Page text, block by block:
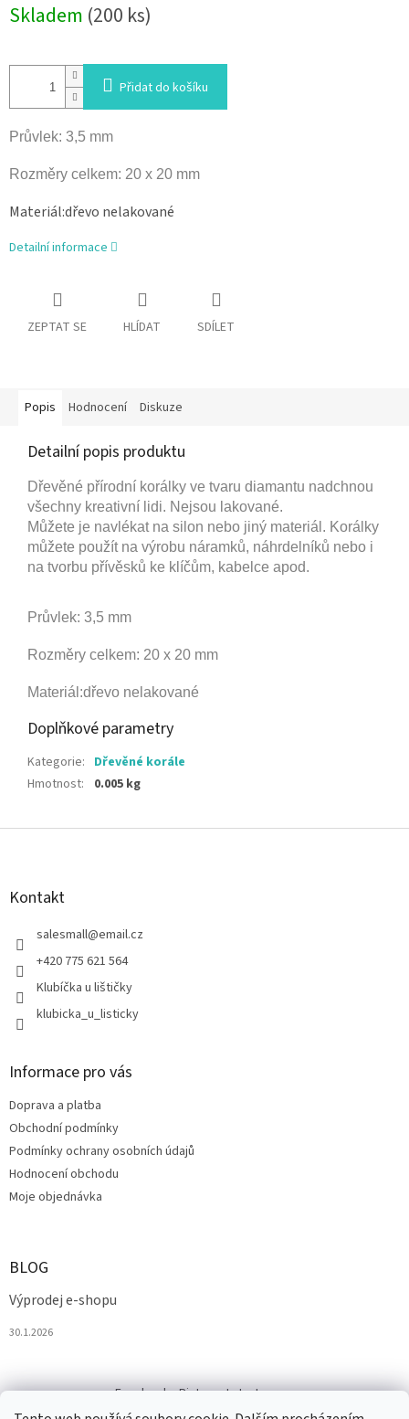
cena:
Skladem (200 ks)
Přidat do košíku
Průvlek: 3,5 mm
Rozměry celkem: 20 x 20 mm
Materiál:dřevo nelakované
Detailní informace
ZEPTAT SE HLÍDAT SDÍLET
Popis Hodnocení Diskuze
Detailní popis produktu
Dřevěné přírodní korálky ve tvaru diamantu nadchnou
všechny kreativní lidi. Nejsou lakované.
Můžete je navlékat na silon nebo jiný materiál. Korálky
můžete použít na výrobu náramků, náhrdelníků nebo i
na tvorbu přívěsků ke klíčům, kabelce apod.
Průvlek: 3,5 mm
Rozměry celkem: 20 x 20 mm
Materiál:dřevo nelakované
Doplňkové parametry
Kategorie: Dřevěné korále
Hmotnost: 0.005 kg
Z
Kontakt
salesmall@email.cz
+420 775 621 564
Klubíčka u lištičky
klubicka_u_listicky
Informace pro vás
Doprava a platba
Obchodní podmínky
Podmínky ochrany osobních údajů
Hodnocení obchodu
Moje objednávka
BLOG
Výprodej e-shopu
30.1.2026
Facebook Pinterest Instagram